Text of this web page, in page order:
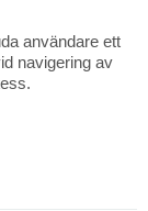
användare ett
navigering av